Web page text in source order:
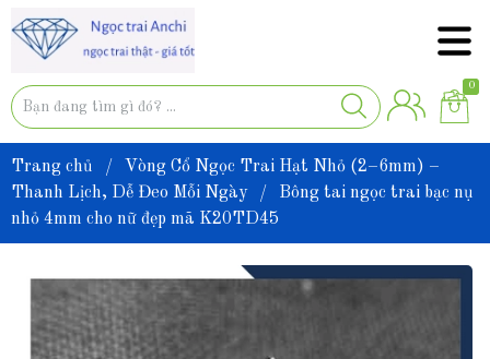
0
Trang chủ /
Vòng Cổ Ngọc Trai Hạt Nhỏ (2–6mm) –
Thanh Lịch, Dễ Đeo Mỗi Ngày
/
Bông tai ngọc trai bạc nụ
nhỏ 4mm cho nữ đẹp mã K20TD45